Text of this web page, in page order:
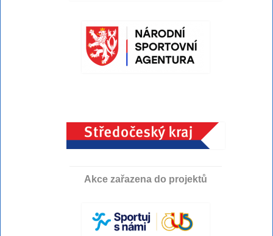
Akce zařazena do projektů